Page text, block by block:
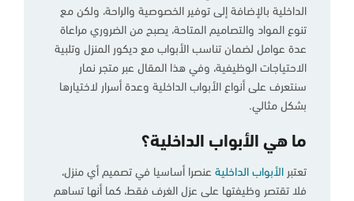
الداخلية بالإضافة إلى توفير الخصوصية والراحة، ولكن مع
تنوع المواد والتصاميم المتاحة، يصبح من الضروري مراعاة
عدة عوامل لضمان تناسب الأبواب مع ديكور المنزل وتلبية
الاحتياجات الوظيفية، وفي هذا المقال عبر متجر نمار
سنتعرف على أنواع الأبواب الداخلية وعدة أسرار لاختيارها
بشكل مثالي.
ما هي الأبواب الداخلية؟
تعتبر الأبواب الداخلية عنصرا أساسيا في تصميم أي منزل،
فلا تقتصر وظيفتها على عزل الغرف فقط، كما أنها تساهم